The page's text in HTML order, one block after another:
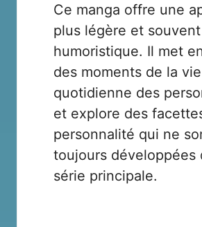
Ce manga offre une
plus légère et souvent
humoristique. Il met
des moments de la vie
quotidienne des
et explore des
personnalité qui ne
toujours développées
série principale.